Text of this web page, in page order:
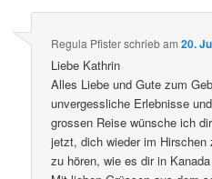
Regula Pfisterschriebam20.
Liebe Kathrin
Alles Liebe und Gute zum
unvergessliche Erlebnisse
grossen Reise wünsche ich
jetzt, dich wieder im
zu hören, wie es dir in